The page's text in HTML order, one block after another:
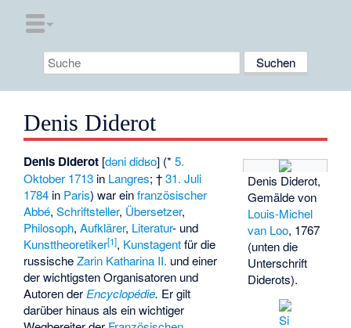
Denis Diderot
Denis Diderot,
Gemälde von
Louis-Michel
van Loo, 1767
(unten die
Unterschrift
Diderots).
Denis Diderot [dəni didʁo] (*5.
Oktober 1713 in Langres; †31. Juli
1784 in Paris) war einfranzösischer
Abbé,Schriftsteller, Übersetzer,
Philosoph,Aufklärer, Literatur- und
Kunsttheoretiker[1], Kunstagentfür die
russischeZarin Katharina II. und einer
der wichtigsten Organisatoren und
Autoren derEncyclopédie. Er gilt
darüber hinaus als ein wichtiger